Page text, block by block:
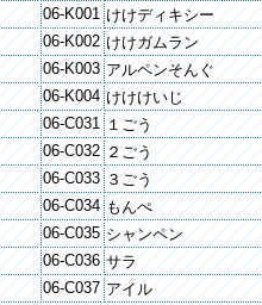
06-K001 けけディキシー
06-K002 けけガムラン
06-K003 アルペンそんぐ
06-K004 けけけいじ
06-C031 １ごう
06-C032 ２ごう
06-C033 ３ごう
06-C034 もんぺ
06-C035 シャンペン
06-C036 サラ
06-C037 アイル